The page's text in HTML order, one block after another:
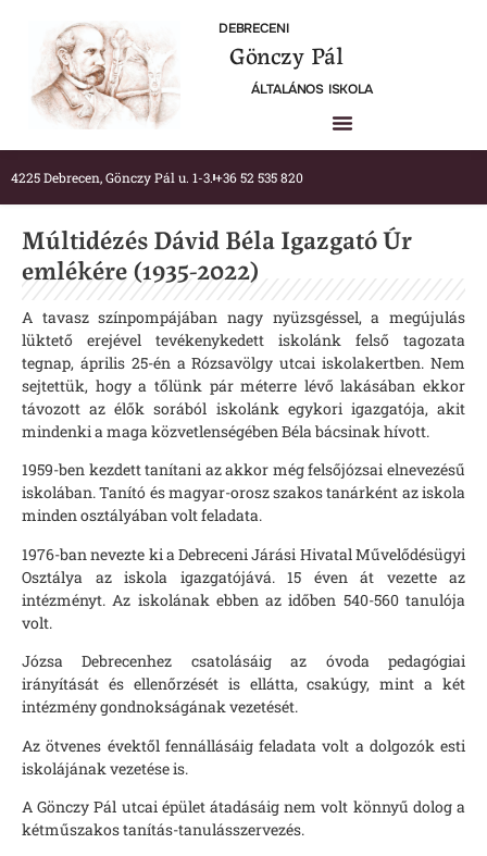
DEBRECENI
Gönczy Pál
ÁLTALÁNOS ISKOLA
4225 Debrecen, Gönczy Pál u. 1-3.+36 52 535 820
Múltidézés Dávid Béla Igazgató Úr
emlékére (1935-2022)
A tavasz színpompájában nagy nyüzsgéssel, a megújulás
lüktető erejével tevékenykedett iskolánk felső tagozata
tegnap, április 25-én a Rózsavölgy utcai iskolakertben. Nem
sejtettük, hogy a tőlünk pár méterre lévő lakásában ekkor
távozott az élők sorából iskolánk egykori igazgatója, akit
mindenki a maga közvetlenségében Béla bácsinak hívott.
1959-ben kezdett tanítani az akkor még felsőjózsai elnevezésű
iskolában. Tanító és magyar-orosz szakos tanárként az iskola
minden osztályában volt feladata.
1976-ban nevezte ki a Debreceni Járási Hivatal Művelődésügyi
Osztálya az iskola igazgatójává. 15 éven át vezette az
intézményt. Az iskolának ebben az időben 540-560 tanulója
volt.
Józsa Debrecenhez csatolásáig az óvoda pedagógiai
irányítását és ellenőrzését is ellátta, csakúgy, mint a két
intézmény gondnokságának vezetését.
Az ötvenes évektől fennállásáig feladata volt a dolgozók esti
iskolájának vezetése is.
A Gönczy Pál utcai épület átadásáig nem volt könnyű dolog a
kétműszakos tanítás-tanulásszervezés.